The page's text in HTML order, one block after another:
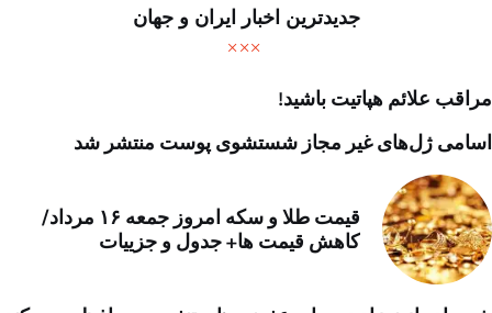
جدیدترین اخبار ایران و جهان
مراقب علائم هپاتیت باشید!
اسامی ژل‌های غیر مجاز شستشوی پوست منتشر شد
قیمت طلا و سکه امروز جمعه ۱۶ مرداد/
کاهش قیمت ها+ جدول و جزییات